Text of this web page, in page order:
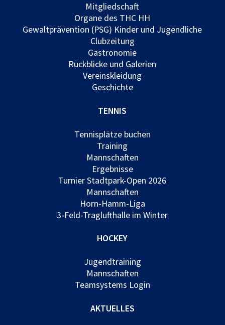
Mitgliedschaft
Organe des THC HH
Gewaltprävention (PSG) Kinder und Jugendliche
Clubzeitung
Gastronomie
Rückblicke und Galerien
Vereinskleidung
Geschichte
TENNIS
Tennisplätze buchen
Training
Mannschaften
Ergebnisse
Turnier Stadtpark-Open 2026
Mannschaften
Horn-Hamm-Liga
3-Feld-Traglufthalle im Winter
HOCKEY
Jugendtraining
Mannschaften
Teamsystems Login
AKTUELLES